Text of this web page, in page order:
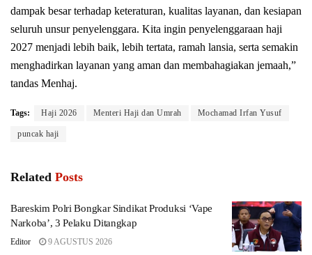
dampak besar terhadap keteraturan, kualitas layanan, dan kesiapan
seluruh unsur penyelenggara. Kita ingin penyelenggaraan haji
2027 menjadi lebih baik, lebih tertata, ramah lansia, serta semakin
menghadirkan layanan yang aman dan membahagiakan jemaah,”
tandas Menhaj.
Tags: Haji 2026 Menteri Haji dan Umrah Mochamad Irfan Yusuf
puncak haji
Related Posts
Bareskim Polri Bongkar Sindikat Produksi ‘Vape
Narkoba’, 3 Pelaku Ditangkap
Editor 9 AGUSTUS 2026